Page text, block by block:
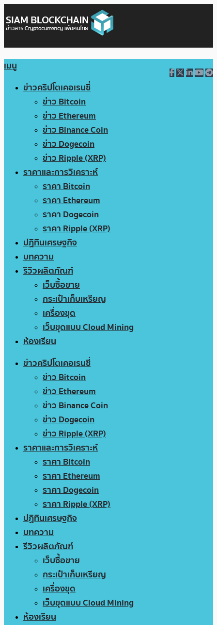
เมนู
ข่าวคริปโตเคอเรนซี่
ข่าว Bitcoin
ข่าว Ethereum
ข่าว Binance Coin
ข่าว Dogecoin
ข่าว Ripple (XRP)
ราคาและการวิเคราะห์
ราคา Bitcoin
ราคา Ethereum
ราคา Dogecoin
ราคา Ripple (XRP)
ปฏิทินเศรษฐกิจ
บทความ
รีวิวผลิตภัณฑ์
เว็บซื้อขาย
กระเป๋าเก็บเหรียญ
เครื่องขุด
เว็บขุดแบบ Cloud Mining
ห้องเรียน
ข่าวคริปโตเคอเรนซี่
ข่าว Bitcoin
ข่าว Ethereum
ข่าว Binance Coin
ข่าว Dogecoin
ข่าว Ripple (XRP)
ราคาและการวิเคราะห์
ราคา Bitcoin
ราคา Ethereum
ราคา Dogecoin
ราคา Ripple (XRP)
ปฏิทินเศรษฐกิจ
บทความ
รีวิวผลิตภัณฑ์
เว็บซื้อขาย
กระเป๋าเก็บเหรียญ
เครื่องขุด
เว็บขุดแบบ Cloud Mining
ห้องเรียน